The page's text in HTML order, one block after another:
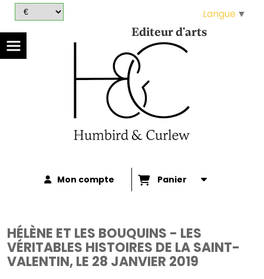
Editeur d'arts
Mon compte Panier
HÉLÈNE ET LES BOUQUINS - LES
VÉRITABLES HISTOIRES DE LA SAINT-
VALENTIN, LE 28 JANVIER 2019
Langue ▼
Panneau de gestion des cookies